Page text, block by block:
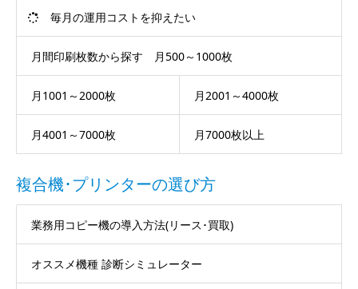
毎月の運用コストを抑えたい
月間印刷枚数から探す 月500～1000枚
月1001～2000枚 月2001～4000枚
月4001～7000枚 月7000枚以上
複合機･プリンターの選び方
業務用コピー機の導入方法(リース･買取)
オススメ機種 診断シミュレーター